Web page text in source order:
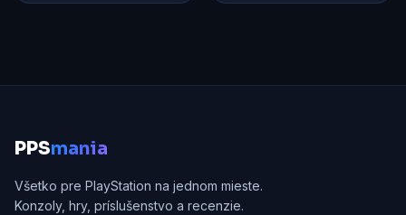
PPSmania
Všetko pre PlayStation na jednom mieste.
Konzoly, hry, príslušenstvo a recenzie.